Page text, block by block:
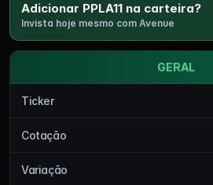
Adicionar PPLA11 na carteira?
Invista hoje mesmo com Avenue
GERAL
Ticker
Cotação
Variação